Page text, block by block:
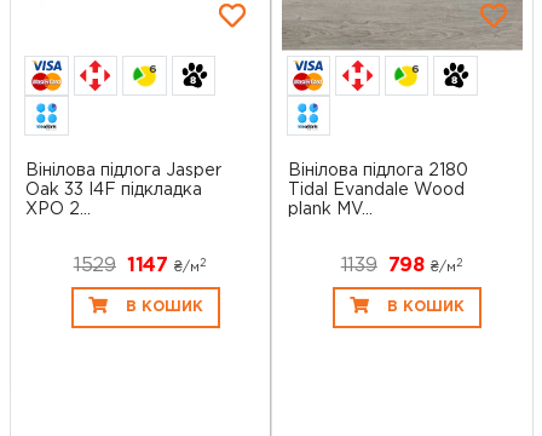
6
Вінілова підлога Jasper
Oak 33 I4F підкладка
XPO 2...
1529 1147 ₴/м 2
В КОШИК
6
Вінілова підлога 2180
Tidal Evandale Wood
plank MV...
1139 798 ₴/м 2
В КОШИК